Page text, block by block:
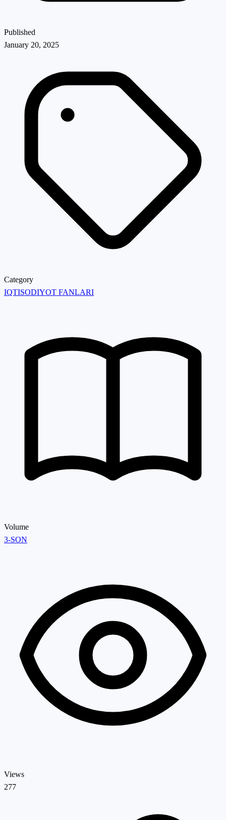
Published
January 20, 2025
Category
IQTISODIYOT FANLARI
Volume
3-SON
Views
277